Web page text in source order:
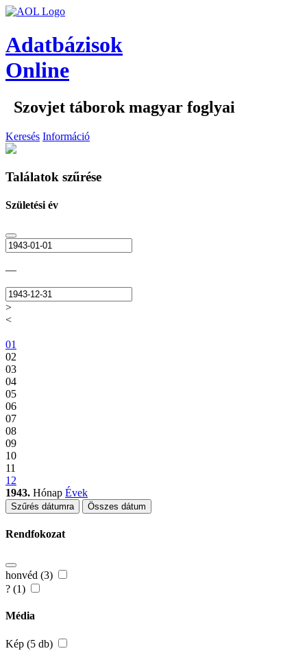
Adatbázisok
Online
Szovjet táborok magyar foglyai
Keresés Információ
Találatok szűrése
Születési év
—
>
<
01
02
03
04
05
06
07
08
09
10
11
12
1943. Hónap Évek
Szűrés dátumra Összes dátum
Rendfokozat
honvéd (3)
? (1)
Média
Kép (5 db)